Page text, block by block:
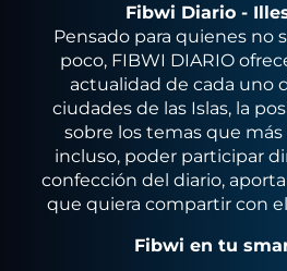
Fibwi Diario -
Pensado para quienes no
poco, FIBWI DIARIO
actualidad de cada uno
ciudades de las Islas, la
sobre los temas que
incluso, poder participar
confección del diario,
que quiera compartir con
Fibwi en tu